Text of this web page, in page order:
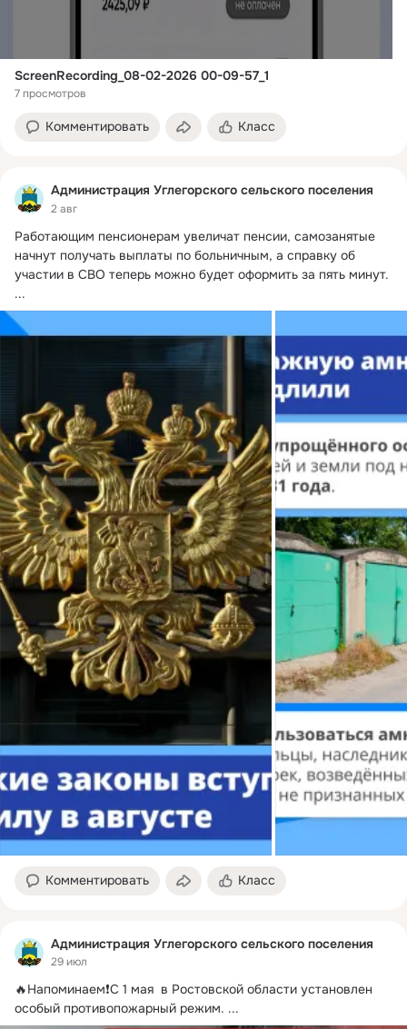
ScreenRecording_08-02-2026 00-09-57_1
7 просмотров
Комментировать Класс
Администрация Углегорского сельского поселения
2 авг
Работающим пенсионерам увеличат пенсии, самозанятые
начнут получать выплаты по больничным, а справку об
участии в СВО теперь можно будет оформить за пять минут.
...
Комментировать Класс
Администрация Углегорского сельского поселения
29 июл
🔥Напоминаем❗️С 1 мая  в Ростовской области установлен
особый противопожарный режим. ...